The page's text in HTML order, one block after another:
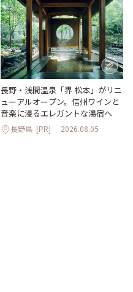
長野・浅間温泉「界 松本」がリニ
ューアルオープン。信州ワインと
音楽に浸るエレガントな湯宿へ
長野県 [PR] 2026.08.05